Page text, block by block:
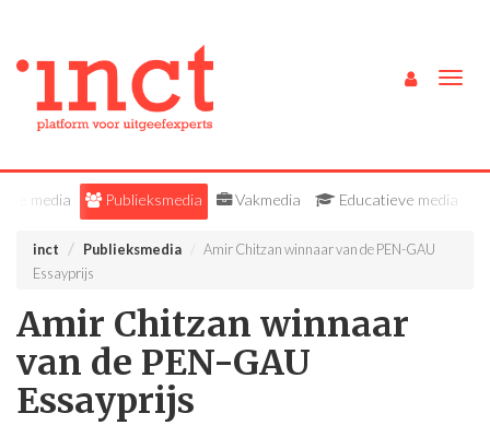
Alle media Publieksmedia Vakmedia Educatieve media
inct Publieksmedia
Amir Chitzan winnaar van de PEN-GAU
Essayprijs
Amir Chitzan winnaar
van de PEN-GAU
Essayprijs